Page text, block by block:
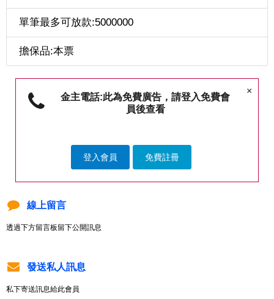
單筆最多可放款:5000000
擔保品:本票
×
金主電話:此為免費廣告，請登入免費會
員後查看
登入會員 免費註冊
線上留言
透過下方留言板留下公開訊息
發送私人訊息
私下寄送訊息給此會員